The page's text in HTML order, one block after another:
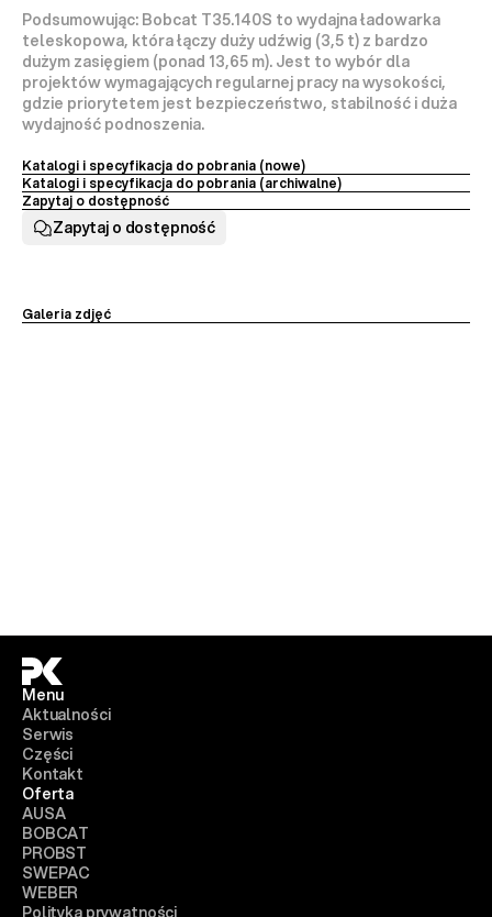
Podsumowując: Bobcat T35.140S to wydajna ładowarka
teleskopowa, która łączy duży udźwig (3,5 t) z bardzo
dużym zasięgiem (ponad 13,65 m). Jest to wybór dla
projektów wymagających regularnej pracy na wysokości,
gdzie priorytetem jest bezpieczeństwo, stabilność i duża
wydajność podnoszenia.
Katalogi i specyfikacja do pobrania (nowe)
Katalogi i specyfikacja do pobrania (archiwalne)
Zapytaj o dostępność
Zapytaj o dostępność
Galeria zdjęć
Menu
Aktualności
Serwis
Części
Kontakt
Oferta
AUSA
BOBCAT
PROBST
SWEPAC
WEBER
Polityka prywatności